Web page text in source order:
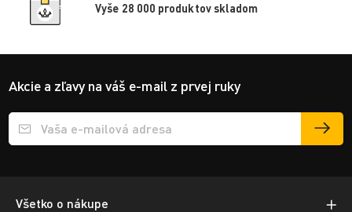
Vyše 28 000 produktov skladom
Akcie a zľavy na váš e-mail z prvej ruky
Přihlášení e-mailu k odběru
Všetko o nákupe